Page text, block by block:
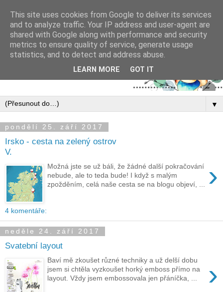
▼
pondělí 25. září 2017
Irsko - cesta na zelený ostrov
V.
›
Možná jste se už báli, že žádné další pokračování
nebude, ale to teda bude! I když s malým
zpožděním, celá naše cesta se na blogu objeví, ...
4 komentáře:
neděle 24. září 2017
Svatební layout
›
Baví mě zkoušet různé techniky a už delší dobu
jsem si chtěla vyzkoušet horký emboss přímo na
layout. Vždy jsem embossovala jen přáníčka, ...
This site uses cookies from Google to deliver its services
and to analyze traffic. Your IP address and user-agent are
shared with Google along with performance and security
metrics to ensure quality of service, generate usage
statistics, and to detect and address abuse.
LEARN MORE GOT IT